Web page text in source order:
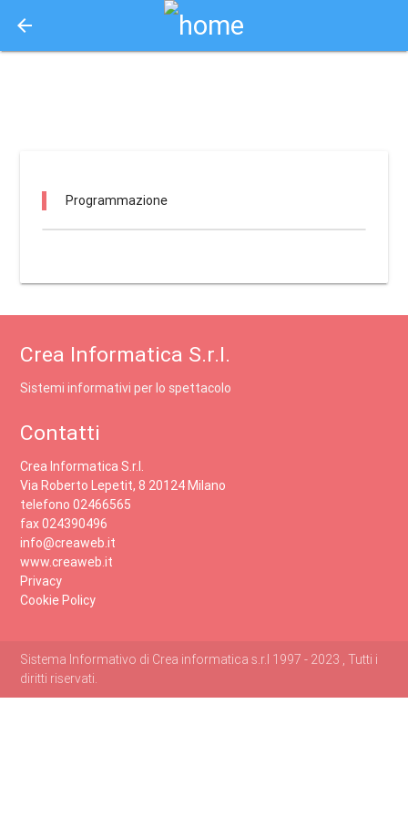
arrow_back
Programmazione
Crea Informatica S.r.l.
Sistemi informativi per lo spettacolo
Contatti
Crea Informatica S.r.l.
Via Roberto Lepetit, 8 20124 Milano
telefono 02466565
fax 024390496
info@creaweb.it
www.creaweb.it
Privacy
Cookie Policy
Sistema Informativo di Crea informatica s.r.l 1997 - 2023 , Tutti i
diritti riservati.